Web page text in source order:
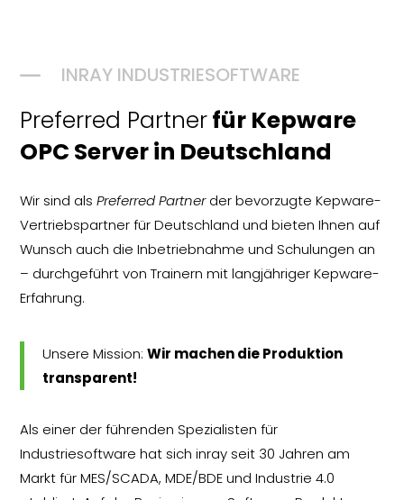
K INRAY INDUSTRIESOFTWARE
Preferred Partnerfür Kepware
OPC Server in Deutschland
Wir sind alsPreferred Partnerder bevorzugte Kepware-
Vertriebspartner für Deutschland und bieten Ihnen auf
Wunsch auch die Inbetriebnahme undSchulungen an
– durchgeführt von Trainern mit langjähriger Kepware-
Erfahrung.
Unsere Mission:Wir machen die Produktion
transparent!
Als einer der führenden Spezialisten für
Industriesoftware hat sich inray seit 30 Jahren am
Markt für MES/SCADA, MDE/BDE und Industrie 4.0